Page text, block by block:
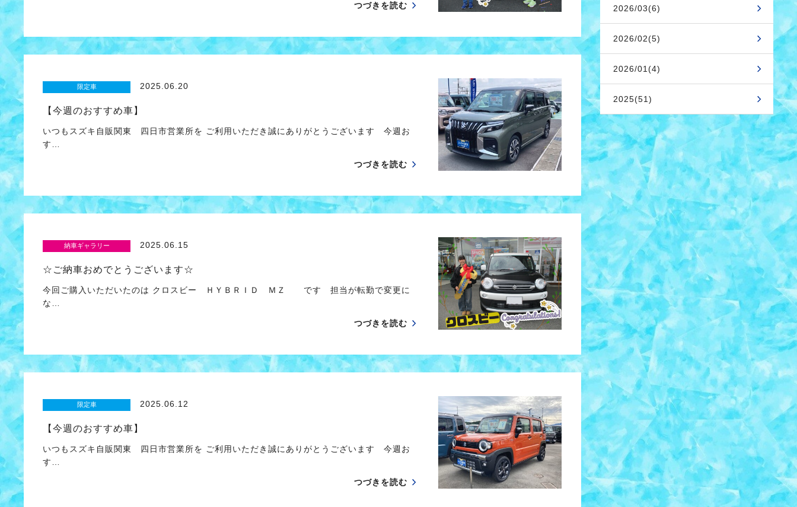
つづきを読む
限定車 2025.06.20
【今週のおすすめ車】
いつもスズキ自販関東 四日市営業所を ご利用いただき誠にありがとうございます 今週お
す…
つづきを読む
納車ギャラリー 2025.06.15
☆ご納車おめでとうございます☆
今回ご購入いただいたのは クロスビー ＨＹＢＲＩＤ ＭＺ です 担当が転勤で変更に
な…
つづきを読む
限定車 2025.06.12
【今週のおすすめ車】
いつもスズキ自販関東 四日市営業所を ご利用いただき誠にありがとうございます 今週お
す…
つづきを読む
2026/03(6)
2026/02(5)
2026/01(4)
2025(51)